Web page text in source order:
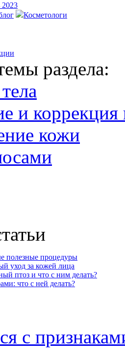
Косметологи
раздела:
и коррекция
кожи
полезные процедуры
уход за кожей лица
птоз и что с ним делать?
что с ней делать?
с